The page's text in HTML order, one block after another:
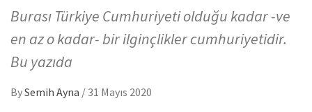
Burası Türkiye Cumhuriyeti olduğu kadar -ve
en az o kadar- bir ilginçlikler cumhuriyetidir.
Bu yazıda
BySemih Ayna / 31 Mayıs 2020